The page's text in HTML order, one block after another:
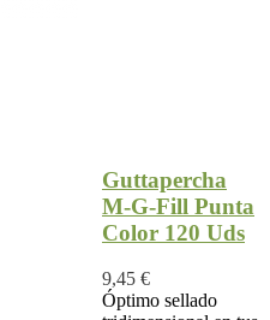
Guttapercha
M-G-Fill Punta
Color 120 Uds
9,45 €
Óptimo sellado